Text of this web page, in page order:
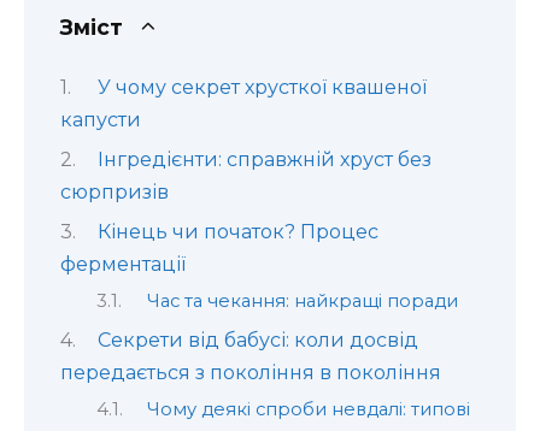
Зміст
У чому секрет хрусткої квашеної
капусти
Інгредієнти: справжній хруст без
сюрпризів
Кінець чи початок? Процес
ферментації
Час та чекання: найкращі поради
Секрети від бабусі: коли досвід
передається з покоління в покоління
Чому деякі спроби невдалі: типові